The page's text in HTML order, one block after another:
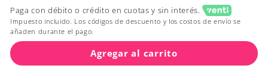
Paga con débito o crédito en cuotas y sin interés.
Impuesto incluido. Los códigos de descuento y los costos de envío se
añaden durante el pago.
Agregar al carrito